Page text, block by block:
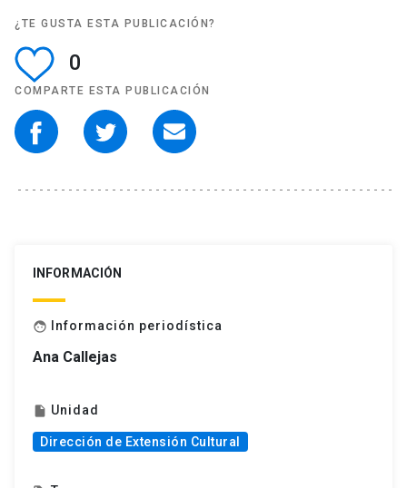
¿TE GUSTA ESTA PUBLICACIÓN?
0
COMPARTE ESTA PUBLICACIÓN
INFORMACIÓN
face Información periodística
Ana Callejas
insert_drive_file Unidad
Dirección de Extensión Cultural